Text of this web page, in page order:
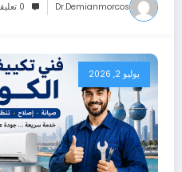
Dr.demianmorcos 0 تعليقات
يوليو 2, 2026